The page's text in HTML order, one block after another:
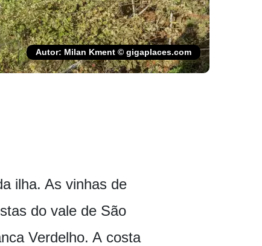
Autor: Milan Kment © gigaplaces.com
ilha. As vinhas de
do vale de São
Verdelho. A costa